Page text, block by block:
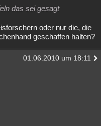
Allmystery English
das sei gesagt
oder nur die, die
geschaffen halten?
01.06.2010 um 18:11